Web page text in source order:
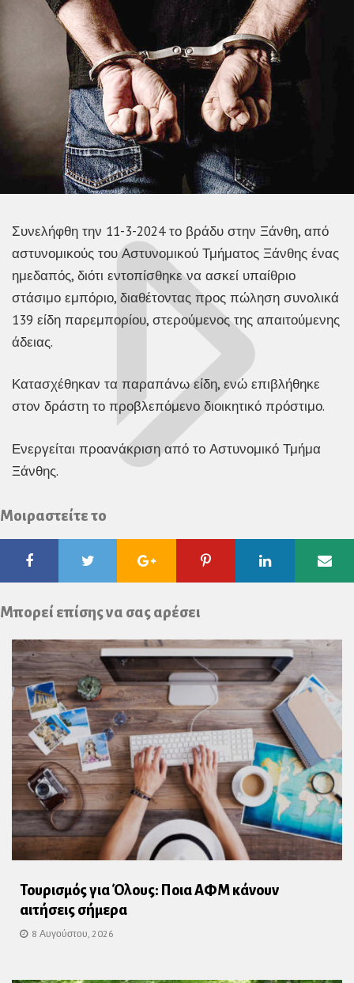
Συνελήφθη την 11-3-2024 το βράδυ στην Ξάνθη, από
αστυνομικούς του Αστυνομικού Τμήματος Ξάνθης ένας
ημεδαπός, διότι εντοπίσθηκε να ασκεί υπαίθριο
στάσιμο εμπόριο, διαθέτοντας προς πώληση συνολικά
139 είδη παρεμπορίου, στερούμενος της απαιτούμενης
άδειας.
Κατασχέθηκαν τα παραπάνω είδη, ενώ επιβλήθηκε
στον δράστη το προβλεπόμενο διοικητικό πρόστιμο.
Ενεργείται προανάκριση από το Αστυνομικό Τμήμα
Ξάνθης.
Μοιραστείτε το
FacebookTwitter Google
Plus
Pinterest Linkedin
Μπορεί επίσης να σας αρέσει
Τουρισμός για Όλους: Ποια ΑΦΜ κάνουν
αιτήσεις σήμερα
8 Αυγούστου, 2026